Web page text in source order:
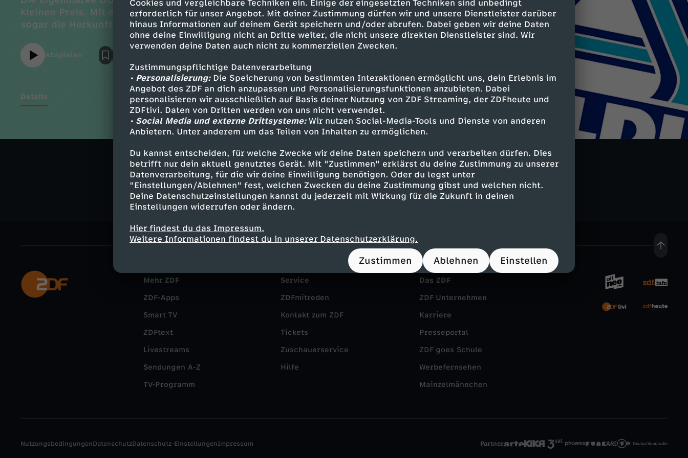
Cookies und vergleichbare Techniken ein. Einige der eingesetzten Techniken sind unbedingt
erforderlich für unser Angebot. Mit deiner Zustimmung dürfen wir und unsere Dienstleister darüber
hinaus Informationen auf deinem Gerät speichern und/oder abrufen. Dabei geben wir deine Daten
ohne deine Einwilligung nicht an Dritte weiter, die nicht unsere direkten Dienstleister sind. Wir
verwenden deine Daten auch nicht zu kommerziellen Zwecken.
Zustimmungspflichtige Datenverarbeitung
• Personalisierung:Die Speicherung von bestimmten Interaktionen ermöglicht uns, dein Erlebnis im
Angebot des ZDF an dich anzupassen und Personalisierungsfunktionen anzubieten. Dabei
personalisieren wir ausschließlich auf Basis deiner Nutzung von ZDF Streaming, der ZDFheute und
ZDFtivi. Daten von Dritten werden von uns nicht verwendet.
• Social Media und externe Drittsysteme:Wir nutzen Social-Media-Tools und Dienste von anderen
Anbietern. Unter anderem um das Teilen von Inhalten zu ermöglichen.
Du kannst entscheiden, für welche Zwecke wir deine Daten speichern und verarbeiten dürfen. Dies
betrifft nur dein aktuell genutztes Gerät. Mit "Zustimmen" erklärst du deine Zustimmung zu unserer
Datenverarbeitung, für die wir deine Einwilligung benötigen. Oder du legst unter
"Einstellungen/Ablehnen" fest, welchen Zwecken du deine Zustimmung gibst und welchen nicht.
Deine Datenschutzeinstellungen kannst du jederzeit mit Wirkung für die Zukunft in deinen
Einstellungen widerrufen oder ändern.
Hier findest du das Impressum.
Weitere Informationen findest du in unserer Datenschutzerklärung.
Zustimmen Ablehnen Einstellen
kleinen Preis. Mit einem Transparenzcode können Kunden und Kundinnen
sogar die Herkunft der verarbeiteten Tiere nachverfolgen. Überraschend:
sie stammen aus ganz Europa. Woher kommt das Fleisch genau? Und
warum nimmt Aldi so lange Wege in Kauf? Ein Fall für die Food Fahnder.
Abspielen
Details
Ähnliche Inhalte entdecken
Ernährung Reportage enthüllend Food Fahnder besseresser
Mehr ZDF
ZDF-Apps
Smart TV
ZDFtext
Livestreams
Sendungen A-Z
TV-Programm
Service
ZDFmitreden
Kontakt zum ZDF
Tickets
Zuschauerservice
Hilfe
Das ZDF
ZDF Unternehmen
Karriere
Presseportal
ZDF goes Schule
Werbefernsehen
Mainzelmännchen
Partner
NutzungsbedingungenDatenschutzDatenschutz-EinstellungenImpressum